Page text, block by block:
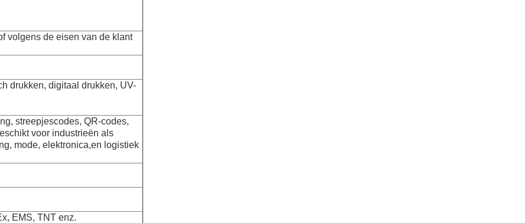
volgens de eisen van de klant
drukken, digitaal drukken, UV-
streepjescodes, QR-codes,
voor industrieën als
mode, elektronica,en logistiek
EMS, TNT enz.